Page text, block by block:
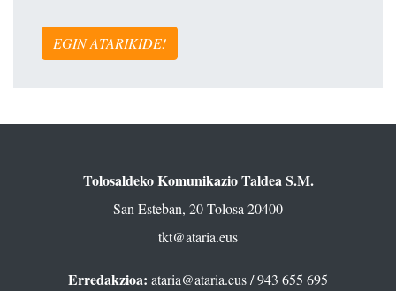
EGIN ATARIKIDE!
Tolosaldeko Komunikazio Taldea S.M.
San Esteban, 20 Tolosa 20400
tkt@ataria.eus
Erredakzioa: ataria@ataria.eus/ 943 655 695